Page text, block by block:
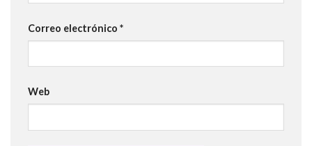
Correo electrónico *
Web